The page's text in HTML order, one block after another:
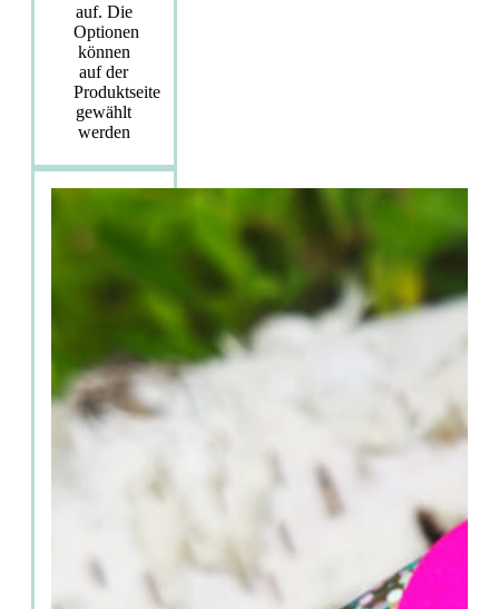
auf. Die
Optionen
können
auf der
Produktseite
gewählt
werden